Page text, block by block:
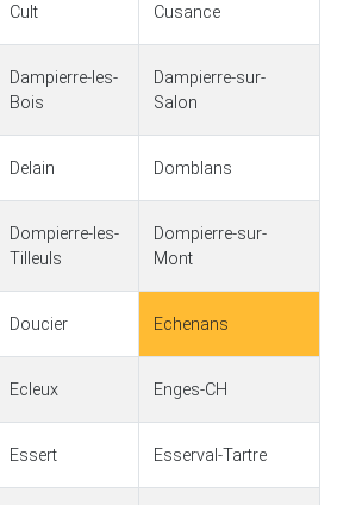
Cult Cusance
Dampierre-les-
Bois
Dampierre-sur-
Salon
Delain Domblans
Dompierre-les-
Tilleuls
Dompierre-sur-
Mont
Doucier Echenans
Ecleux Enges-CH
Essert Esserval-Tartre